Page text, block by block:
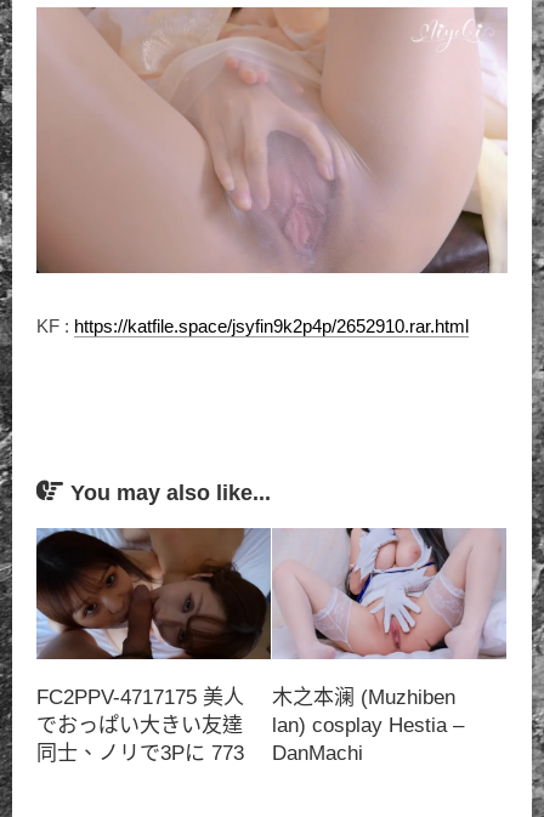
KF : https://katfile.space/jsyfin9k2p4p/2652910.rar.html
You may also like...
FC2PPV-4717175 美人
でおっぱい大きい友達
同士、ノリで3Pに 773
木之本澜 (Muzhiben
lan) cosplay Hestia –
DanMachi